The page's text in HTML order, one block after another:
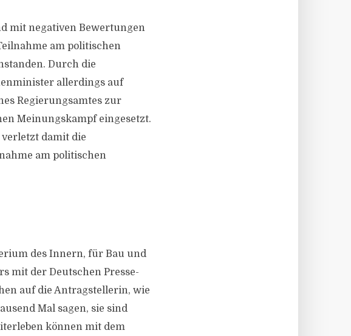
mit negativen Bewertungen
am politischen
Durch die
allerdings auf
Regierungsamtes zur
Meinungskampf eingesetzt.
damit die
am politischen
des Innern, für Bau und
mit der Deutschen Presse-
auf die Antragstellerin, wie
Mal sagen, sie sind
können mit dem